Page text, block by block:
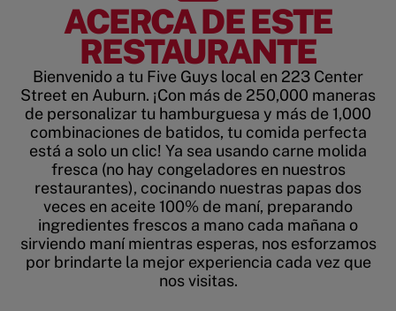
ACERCA DE ESTE
RESTAURANTE
Bienvenido a tu Five Guys local en 223 Center
Street en Auburn. ¡Con más de 250,000 maneras
de personalizar tu hamburguesa y más de 1,000
combinaciones de batidos, tu comida perfecta
está a solo un clic! Ya sea usando carne molida
fresca (no hay congeladores en nuestros
restaurantes), cocinando nuestras papas dos
veces en aceite 100% de maní, preparando
ingredientes frescos a mano cada mañana o
sirviendo maní mientras esperas, nos esforzamos
por brindarte la mejor experiencia cada vez que
nos visitas.